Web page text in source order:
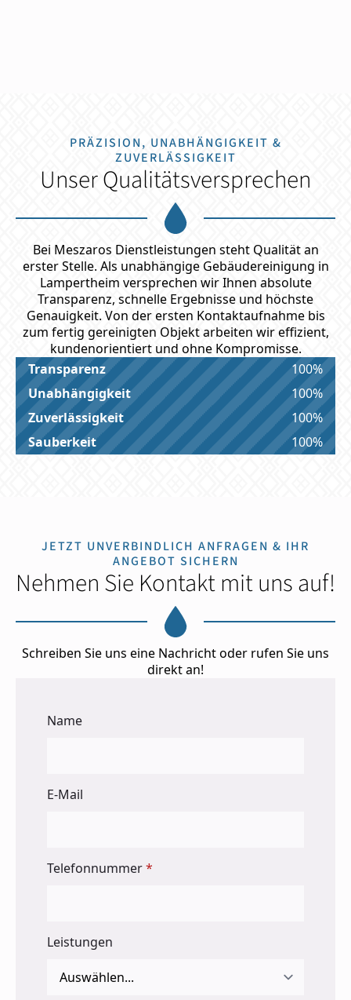
PRÄZISION, UNABHÄNGIGKEIT &
ZUVERLÄSSIGKEIT
Unser Qualitätsversprechen
Bei Meszaros Dienstleistungen steht Qualität an
erster Stelle. Als unabhängige Gebäudereinigung in
Lampertheim versprechen wir Ihnen absolute
Transparenz, schnelle Ergebnisse und höchste
Genauigkeit. Von der ersten Kontaktaufnahme bis
zum fertig gereinigten Objekt arbeiten wir effizient,
kundenorientiert und ohne Kompromisse.
Transparenz
100%
Unabhängigkeit
100%
Zuverlässigkeit
100%
Sauberkeit
100%
JETZT UNVERBINDLICH ANFRAGEN & IHR
ANGEBOT SICHERN
Nehmen Sie Kontakt mit uns auf!
Schreiben Sie uns eine Nachricht oder rufen Sie uns
direkt an!
Name
E-Mail
Telefonnummer*
Leistungen